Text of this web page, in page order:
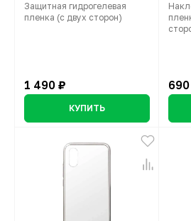
Защитная гидрогелевая
пленка (с двух сторон)
1 490 ₽
КУПИТЬ